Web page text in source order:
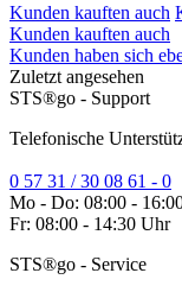
Kunden kauften auch
Kunden kauften auch
Kunden haben sich
Zuletzt angesehen
STS®go - Support
Telefonische
0 57 31 / 30 08 61 - 0
Mo - Do: 08:00 -
Fr: 08:00 - 14:30 Uhr
STS®go - Service